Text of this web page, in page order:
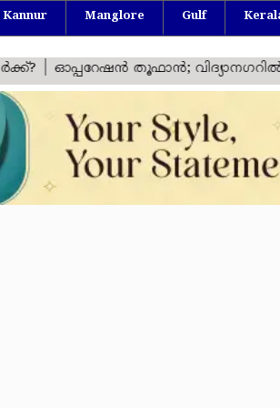
Kannur Manglore Gulf